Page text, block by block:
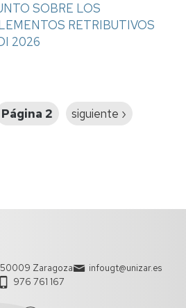
SOBRE LOS
RETRIBUTIVOS
2026
Página 2
Siguiente
siguiente ›
50009 Zaragoza
infougt@unizar.es
976 761 167